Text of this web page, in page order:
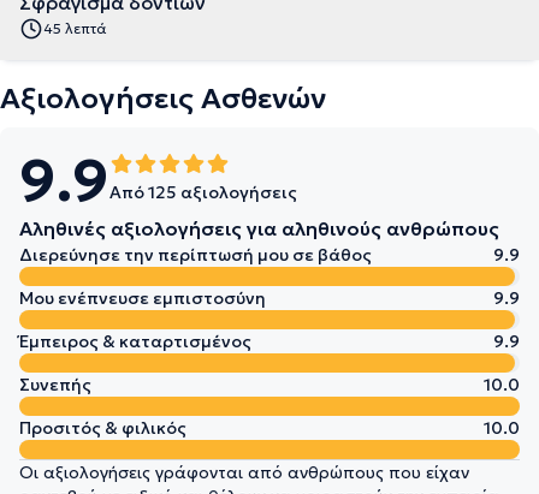
45 λεπτά
Αξιολογήσεις Ασθενών
9.9Από 125 αξιολογήσεις
Αληθινές αξιολογήσεις για αληθινούς ανθρώπους
Διερεύνησε την περίπτωσή μου σε βάθος
9.9
Μου ενέπνευσε εμπιστοσύνη
9.9
Έμπειρος & καταρτισμένος
9.9
Συνεπής
10.0
Προσιτός & φιλικός
10.0
Οι αξιολογήσεις γράφονται από ανθρώπους που είχαν